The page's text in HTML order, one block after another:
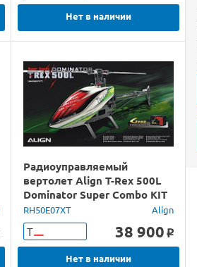
Нет в наличии
Радиоуправляемый
вертолет Align T-Rex 500L
Dominator Super Combo KIT
RH50E07XT Align
Т 38 900 o
Нет в наличии